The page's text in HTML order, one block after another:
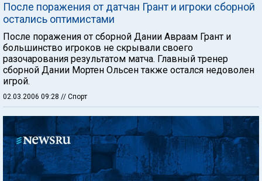
После поражения от датчан Грант и игроки сборной
остались оптимистами
После поражения от сборной Дании Авраам Грант и
большинство игроков не скрывали своего
разочарования результатом матча. Главный тренер
сборной Дании Мортен Ольсен также остался недоволен
игрой.
02.03.2006 09:28 // Спорт